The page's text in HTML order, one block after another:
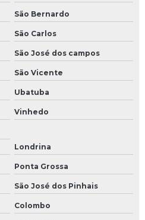
São Bernardo
São Carlos
São José dos campos
São Vicente
Ubatuba
Vinhedo
Londrina
Ponta Grossa
São José dos Pinhais
Colombo